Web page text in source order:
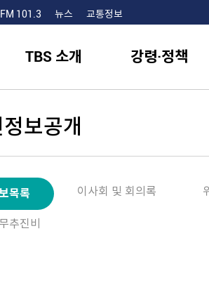
101.3 뉴스 교통정보
TBS 소개 강령·정책
보공개
목록 이사회 및 회의록
추진비